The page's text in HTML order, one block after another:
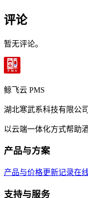
评论
暂无评论。
鲸飞云 PMS
湖北寒武系科技有限公司
以云端一体化方式帮助
产品与方案
产品与价格更新记录在
支持与服务